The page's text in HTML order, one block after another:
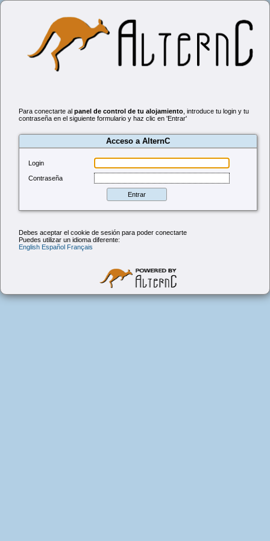
Para conectarte al panel de control de tu alojamiento , introduce tu login y tu
contraseña en el siguiente formulario y haz clic en 'Entrar'
Acceso a AlternC
Login
Contraseña
Debes aceptar el cookie de sesión para poder conectarte
Puedes utilizar un idioma diferente:
English Español Français